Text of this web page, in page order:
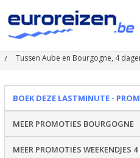
Tussen Aube en Bourgogne, 4
BOEK DEZE LASTMINUTE -
MEER PROMOTIES BOURGOGNE
MEER PROMOTIES WEEKENDJES